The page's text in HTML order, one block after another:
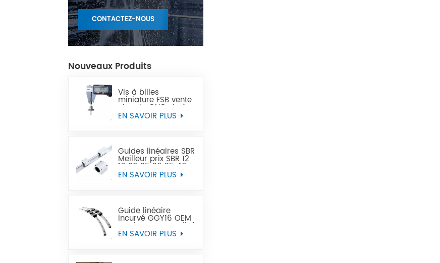
CONTACTEZ-NOUS
Nouveaux Produits
Vis à billes
miniature FSB vente
chaude CNC vis à
billes Miniature de
précision peut
EN SAVOIR PLUS
Guides linéaires SBR
Meilleur prix SBR 12
16 20 25 30 35 40
50 rail de guidage
EN SAVOIR PLUS
Guide linéaire
incurvé GGY16 OEM
service personnalisé
fourni, rail de
EN SAVOIR PLUS